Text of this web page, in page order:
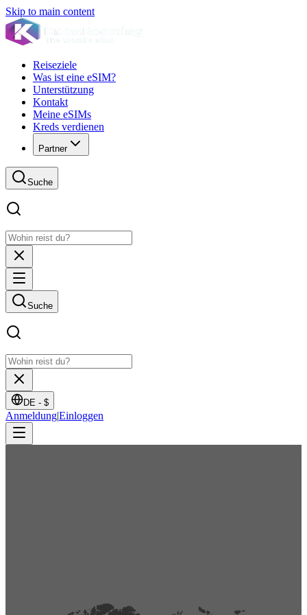
Skip to main content
Reiseziele
Was ist eine eSIM?
Unterstützung
Kontakt
Meine eSIMs
Kreds verdienen
Partner
Suche
Suche
DE - $
Anmeldung|Einloggen